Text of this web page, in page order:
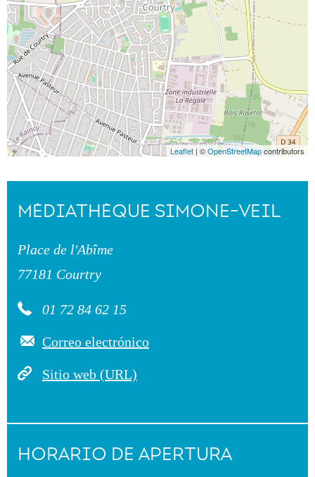
Leaflet | ©OpenStreetMapcontributors
MÉDIATHÈQUE SIMONE-VEIL
Place de l'Abîme
77181 Courtry
01 72 84 62 15
Correo electrónico
Sitio web (URL)
HORARIO DE APERTURA